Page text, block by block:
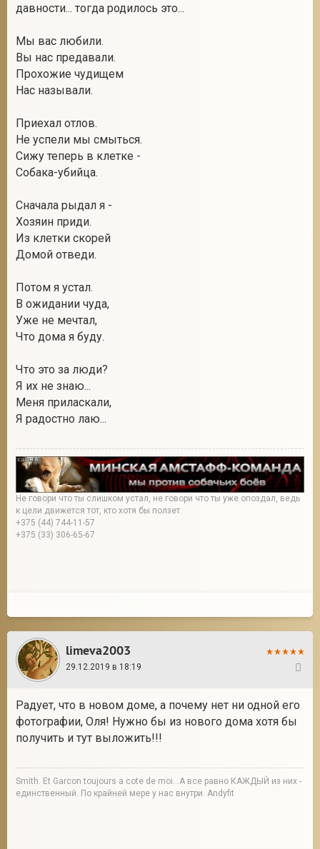
давности... тогда родилось это...
Мы вас любили.
Вы нас предавали.
Прохожие чудищем
Нас называли.
Приехал отлов.
Не успели мы смыться.
Сижу теперь в клетке -
Собака-убийца.
Сначала рыдал я -
Хозяин приди.
Из клетки скорей
Домой отведи.
Потом я устал.
В ожидании чуда,
Уже не мечтал,
Что дома я буду.
Что это за люди?
Я их не знаю...
Меня приласкали,
Я радостно лаю...
Не говори что ты слишком устал, не говори что ты уже опоздал, ведь
к цели движется тот, кто хотя бы ползет.
+375 (44) 744-11-57
+375 (33) 306-65-67
limeva2003
29.12.2019 в 18:19
Радует, что в новом доме, а почему нет ни одной его
фотографии, Оля! Нужно бы из нового дома хотя бы
получить и тут выложить!!!
Smith. Et Garcon toujours a cote de moi...А все равно КАЖДЫЙ из них -
единственный. По крайней мере у нас внутри. Andyfit